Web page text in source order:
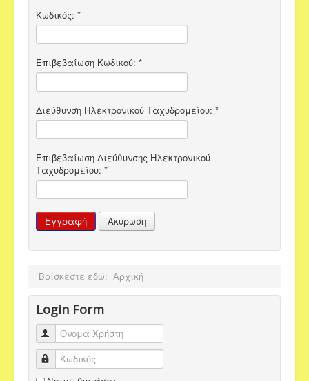
Κωδικός: *
Επιβεβαίωση Κωδικού: *
Διεύθυνση Ηλεκτρονικού Ταχυδρομείου: *
Επιβεβαίωση Διεύθυνσης Ηλεκτρονικού
Ταχυδρομείου: *
Εγγραφή Ακύρωση
Βρίσκεστε εδώ: Αρχική
Login Form
Όνομα Χρήστη
Κωδικός